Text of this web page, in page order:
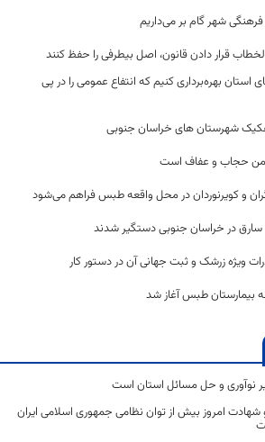
فرهنگی شهر گام بر می‌داریم
قرار دادن قانون، اصل بیطرفی را حفظ کنند
استان بهره‌برداری کنیم که انتفاع عمومی را در پی
تفکیک شهرستان های خراسان جنوبی
حجاب و عفاف است
و کویرنوردان در محل واقعه طبس فراهم می‌شود
ویژه زرشک و ثبت جهانی آن در دستور کار
بیمارستان طبس آغاز شد
نوآوری و حل مسائل استان است
شهادت امروز بیش از توان نظامی جمهوری اسلامی ایران